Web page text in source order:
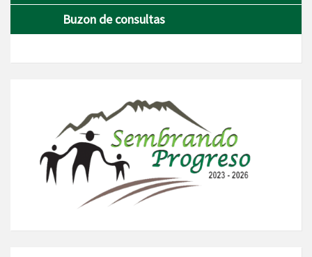
Buzon de consultas